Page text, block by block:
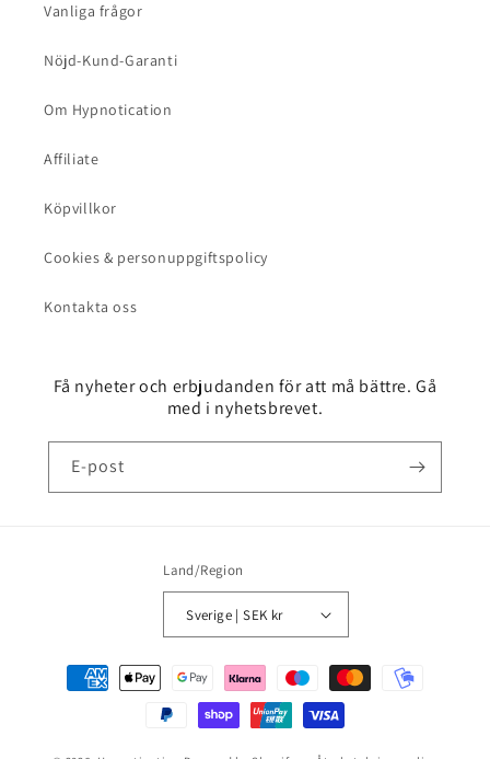
Vanliga frågor
Nöjd-Kund-Garanti
Om Hypnotication
Affiliate
Köpvillkor
Cookies & personuppgiftspolicy
Kontakta oss
Få nyheter och erbjudanden för att må bättre. Gå
med i nyhetsbrevet.
E-post
Land/Region
Sverige | SEK kr
Betalningsmetoder